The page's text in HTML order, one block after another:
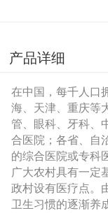
限
公
司
｜
产品详细
在中国，每千人口
海、天津、重庆等
管、眼科、牙科、
合医院；各省、自
的综合医院或专科
广大农村具有一定
政村设有医疗点。
卫生习惯的逐渐养